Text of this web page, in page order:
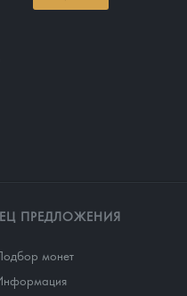
ПРЕДЛОЖЕНИЯ
монет